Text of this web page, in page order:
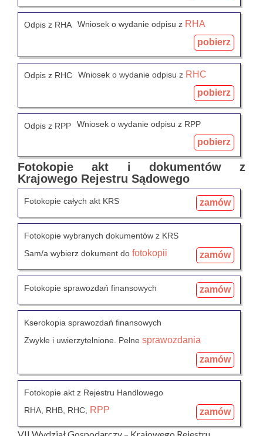
Odpis z RHA Wniosek o wydanie odpisu z RHA
pobierz
Odpis z RHC Wniosek o wydanie odpisu z RHC
pobierz
Odpis z RPP Wniosek o wydanie odpisu z RPP
pobierz
Fotokopie akt i dokumentów z
Krajowego Rejestru Sądowego
Fotokopie całych akt KRS zamów
Fotokopie wybranych dokumentów z KRS
Sam/a wybierz dokument do fotokopii zamów
Fotokopie sprawozdań finansowych zamów
Kserokopia sprawozdań finansowych
Zwykłe i uwierzytelnione. Pełne sprawozdania
zamów
Fotokopie akt z Rejestru Handlowego
RHA, RHB, RHC,
RPP zamów